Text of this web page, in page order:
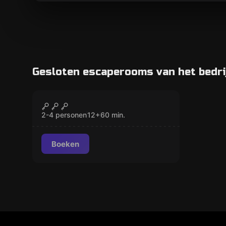
Gesloten escaperooms van het
Kubus
2-4 personen12+60 min.
Boeken